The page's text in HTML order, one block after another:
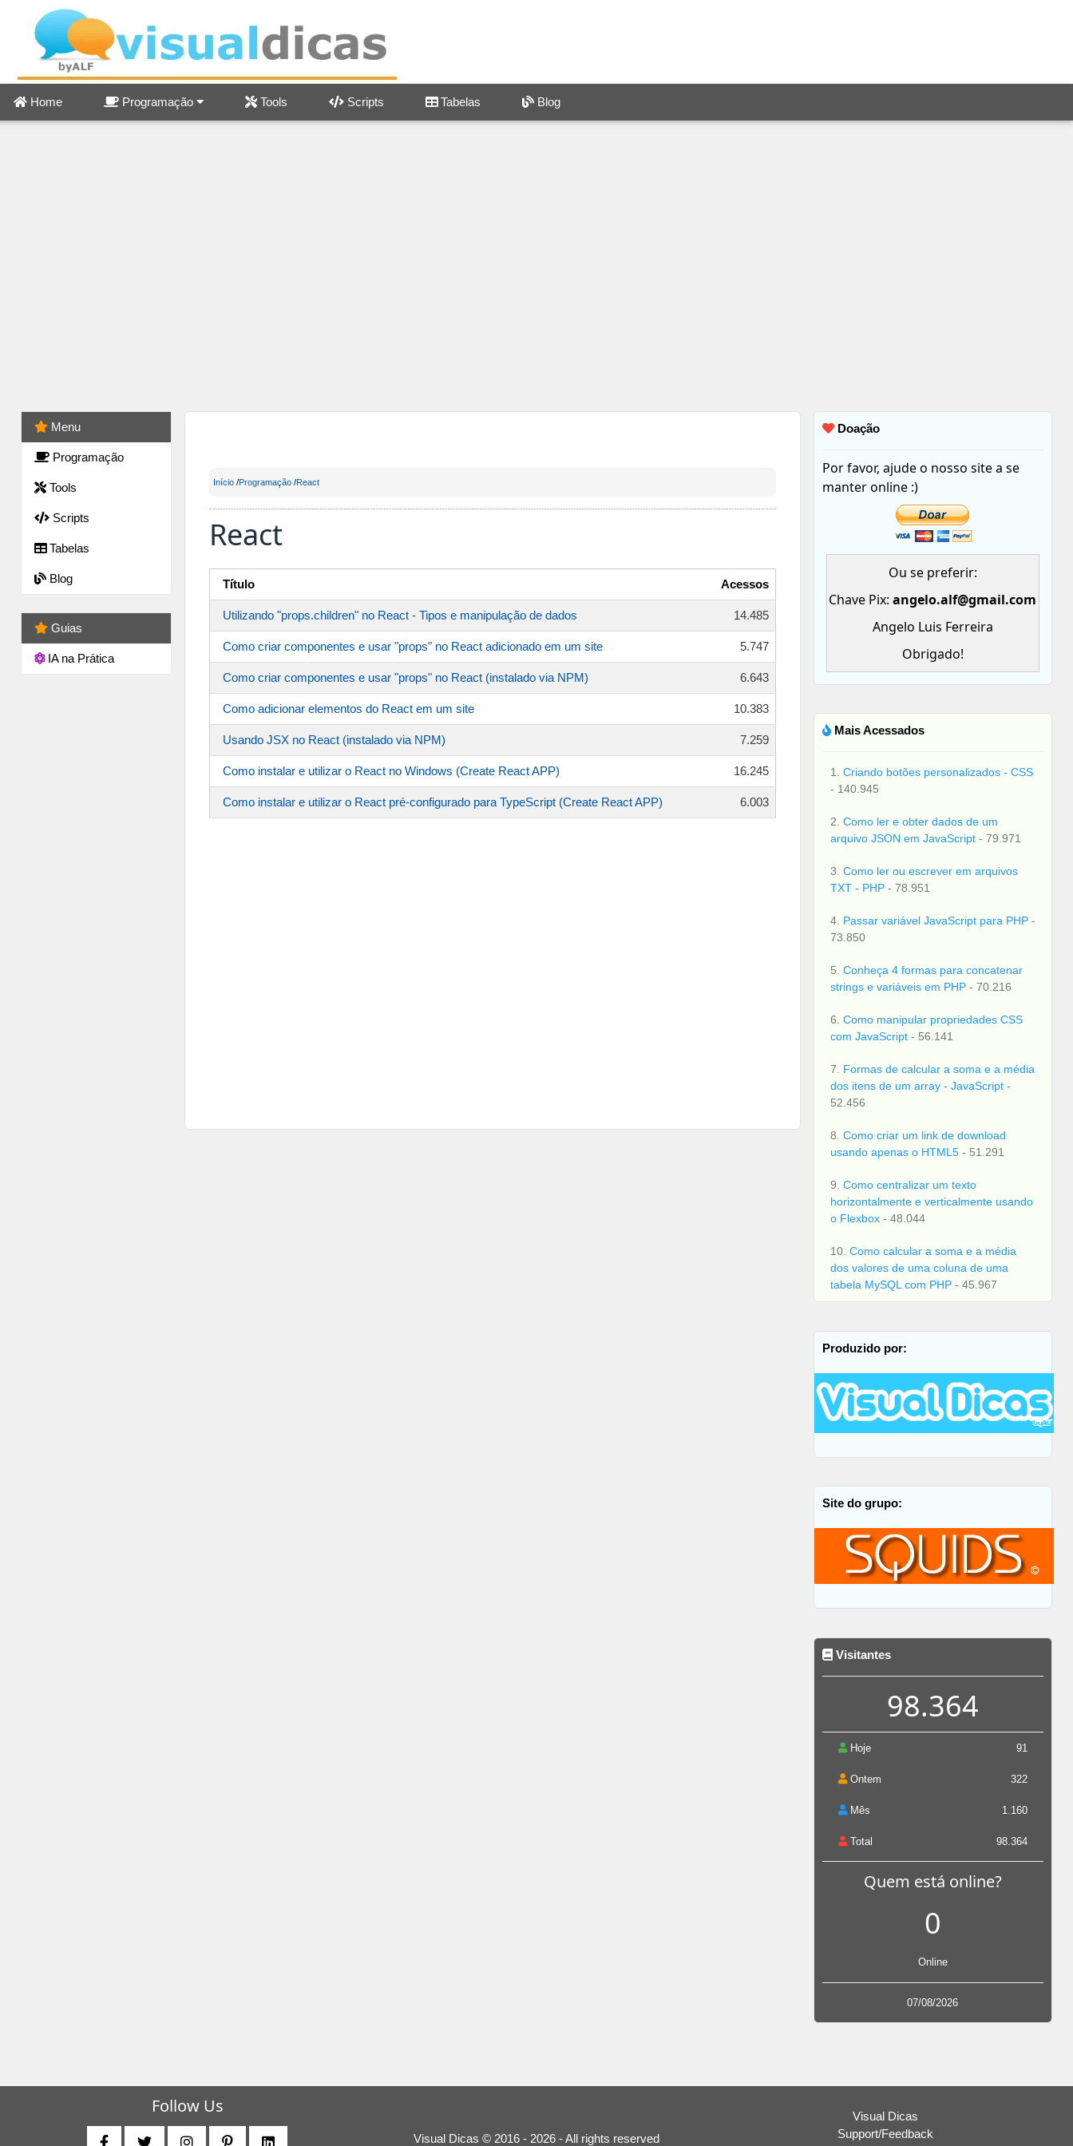
Home Programação Tools Scripts Tabelas Blog
Menu
Programação
Tools
Scripts
Tabelas
Blog
Guias
IA na Prática
Início/Programação/React
React
Título Acessos
Utilizando "props.children" no React - Tipos e manipulação de dados 14.485
Como criar componentes e usar "props" no React adicionado em um site 5.747
Como criar componentes e usar "props" no React (instalado via NPM) 6.643
Como adicionar elementos do React em um site 10.383
Usando JSX no React (instalado via NPM) 7.259
Como instalar e utilizar o React no Windows (Create React APP) 16.245
Como instalar e utilizar o React pré-configurado para TypeScript (Create React APP) 6.003
Doação
Por favor, ajude o nosso site a se
manter online :)
Ou se preferir:
Chave Pix:angelo.alf@gmail.com
Angelo Luis Ferreira
Obrigado!
Mais Acessados
1. Criando botões personalizados - CSS
- 140.945
2. Como ler e obter dados de um
arquivo JSON em JavaScript - 79.971
3. Como ler ou escrever em arquivos
TXT - PHP - 78.951
4. Passar variável JavaScript para PHP -
73.850
5. Conheça 4 formas para concatenar
strings e variáveis em PHP - 70.216
6. Como manipular propriedades CSS
com JavaScript - 56.141
7. Formas de calcular a soma e a média
dos itens de um array - JavaScript -
52.456
8. Como criar um link de download
usando apenas o HTML5 - 51.291
9. Como centralizar um texto
horizontalmente e verticalmente usando
o Flexbox - 48.044
10. Como calcular a soma e a média
dos valores de uma coluna de uma
tabela MySQL com PHP - 45.967
Produzido por:
Site do grupo:
Visitantes
98.364
Hoje 91
Ontem 322
Mês 1.160
Total 98.364
Quem está online?
0
Online
07/08/2026
Follow Us
Visual Dicas © 2016 - 2026 - All rights reserved
Visual Dicas
Support/Feedback